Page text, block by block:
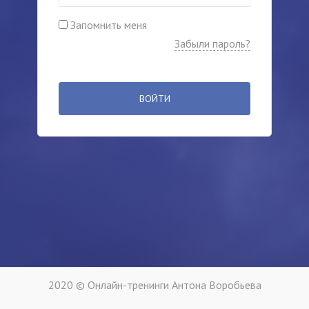
Запомнить меня
Забыли пароль?
ВОЙТИ
2020 © Онлайн-тренинги Антона Воробьева